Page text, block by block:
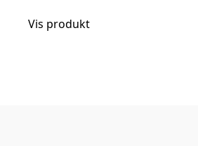
Vis produkt